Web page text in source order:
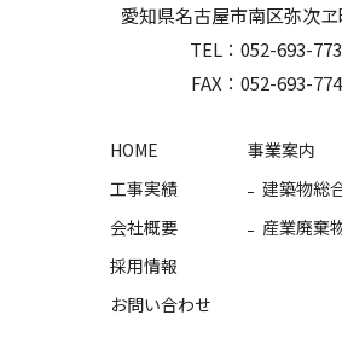
愛知県名古屋市南区弥次
TEL： 052-693-
FAX：052-693-
HOME
工事実績
会社概要
採用情報
お問い合わせ
事業案内
建築物総
産業廃棄